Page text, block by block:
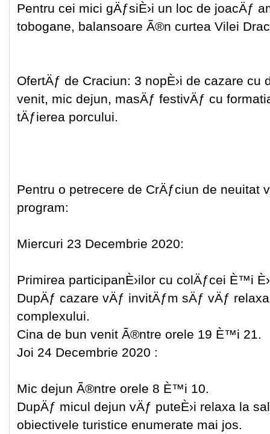
Pentru cei mici gÄƒsiÈ›i un loc de joacÄƒ
tobogane, balansoare Ã®n curtea Vilei
OfertÄƒ de Craciun: 3 nopÈ›i de cazare cu
venit, mic dejun, masÄƒ festivÄƒ cu
tÄƒierea porcului.
Pentru o petrecere de CrÄƒciun de neuitat
program:
Miercuri 23 Decembrie 2020:
Primirea participanÈ›ilor cu colÄƒcei È™i
DupÄƒ cazare vÄƒ invitÄƒm sÄƒ vÄƒ
complexului.
Cina de bun venit Ã®ntre orele 19 È™i 21.
Joi 24 Decembrie 2020 :
Mic dejun Ã®ntre orele 8 È™i 10.
DupÄƒ micul dejun vÄƒ puteÈ›i relaxa la
obiectivele turistice enumerate mai jos.